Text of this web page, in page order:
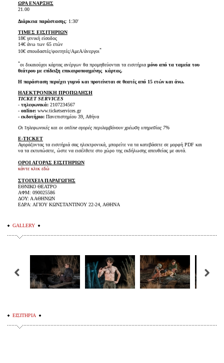
ΩΡΑ ΕΝΑΡΞΗΣ
21.00
Διάρκεια παράστασης: 1:30'
ΤΙΜΕΣ ΕΙΣΙΤΗΡΙΩΝ
18€ γενική είσοδος
14€ άνω των 65 ετών
10€ σπουδαστές/φοιτητές/ΑμεΑ/άνεργοι*
*οι δικαιούχοι κάρτας ανέργων θα προμηθεύονται τα εισιτήρια μόνο από τα ταμεία του
θεάτρου με επίδειξη επικαιροποιημένης κάρτας.
Η παράσταση περιέχει γυμνό και προτείνεται σε θεατές από 15 ετών και άνω.
ΗΛΕΚΤΡΟΝΙΚΗ ΠΡΟΠΩΛΗΣΗ
TICKET SERVICES
- τηλεφωνικά:2107234567
- online:www.ticketservices.gr
- εκδοτήριο:Πανεπιστημίου 39, Αθήνα
Οι τηλεφωνικές και οι online αγορές περιλαμβάνουν χρέωση υπηρεσίας 7%
E-TICKET
Αγοράζοντας τα εισιτήριά σας ηλεκτρονικά, μπορείτε να τα κατεβάσετε σε μορφή PDF και
να τα εκτυπώσετε, ώστε να εισέλθετε στο χώρο της εκδήλωσης απευθείας με αυτά.
ΟΡΟΙ ΑΓΟΡΑΣ ΕΙΣΙΤΗΡΙΩΝ
κάντε κλικ εδώ
ΣΤΟΙΧΕΙΑ ΠΑΡΑΓΩΓΗΣ
ΕΘΝΙΚΟ ΘΕΑΤΡΟ
ΑΦΜ: 090025586
ΔΟΥ: Α ΑΘΗΝΩΝ
ΕΔΡΑ: ΑΓΙΟΥ ΚΩΝΣΤΑΝΤΙΝΟΥ 22-24, ΑΘΗΝΑ
GALLERY
ΕΙΣΙΤΗΡΙΑ